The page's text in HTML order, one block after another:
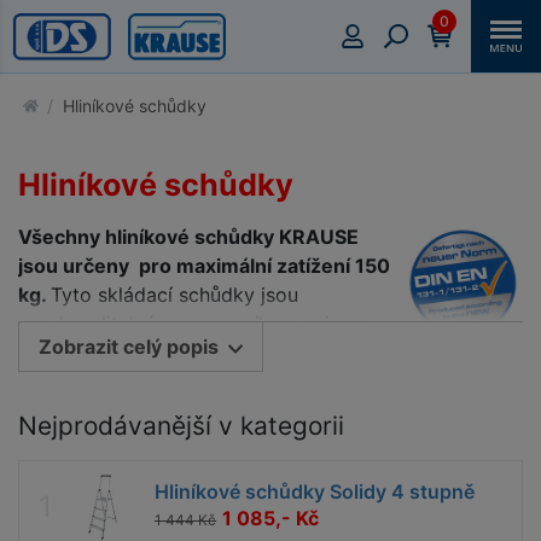
0
Hliníkové schůdky
Hliníkové schůdky
Všechny hliníkové schůdky KRAUSE
jsou určeny pro maximální zatížení 150
kg. Tyto skládací schůdky jsou
neodmyslitelným pomocníkem nejen v
tisícovkách domácností a kanceláří. Pro
hmotnosti a pro svoji dosažitelnou pracovní výšku až
3,70 m jsou též s oblibou využívány pro lehčí
montážní práce v různých řemeslných odvětvích, v
úklidových službách, ve skladech, obchodech apod.
Zobrazit celý popis
Nejprodávanější v kategorii
Hliníkové schůdky Solidy 4 stupně
1 444 Kč 1 085,- Kč